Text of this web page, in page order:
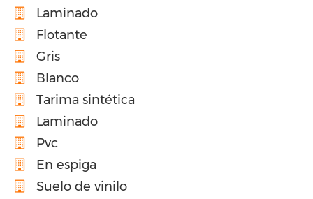
Laminado
Flotante
Gris
Blanco
Tarima sintética
Laminado
Pvc
En espiga
Suelo de vinilo